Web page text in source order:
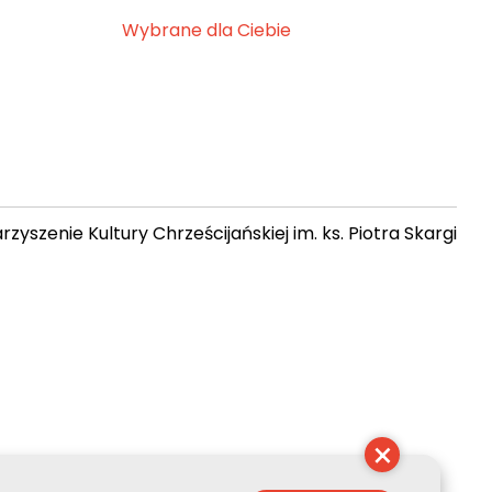
Wybrane dla Ciebie
Kultury Chrześcijańskiej im. ks. Piotra Skargi
×